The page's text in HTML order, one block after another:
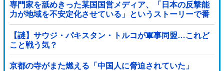
専門家を舐めきった某国国営メディア、「日本の反撃能
力が地域を不安定化させている」というストーリーで番
組制作を進めようとするも……
【謎】サウジ・パキスタン・トルコが軍事同盟…これど
こと戦う気？
京都の寺がまた燃える「中国人に脅迫されていた」